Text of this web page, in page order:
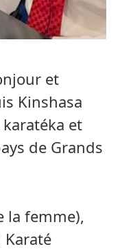
et
Kinshasa
et
de Grands
la femme),